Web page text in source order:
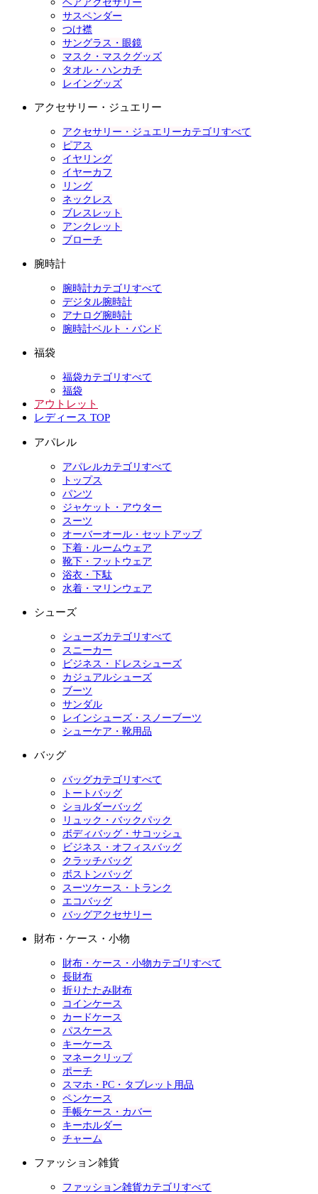
ヘアアクセサリー
サスペンダー
つけ襟
サングラス・眼鏡
マスク・マスクグッズ
タオル・ハンカチ
レイングッズ
アクセサリー・ジュエリー
アクセサリー・ジュエリーカテゴリすべて
ピアス
イヤリング
イヤーカフ
リング
ネックレス
ブレスレット
アンクレット
ブローチ
腕時計
腕時計カテゴリすべて
デジタル腕時計
アナログ腕時計
腕時計ベルト・バンド
福袋
福袋カテゴリすべて
福袋
アウトレット
レディース TOP
アパレル
アパレルカテゴリすべて
トップス
パンツ
ジャケット・アウター
スーツ
オーバーオール・セットアップ
下着・ルームウェア
靴下・フットウェア
浴衣・下駄
水着・マリンウェア
シューズ
シューズカテゴリすべて
スニーカー
ビジネス・ドレスシューズ
カジュアルシューズ
ブーツ
サンダル
レインシューズ・スノーブーツ
シューケア・靴用品
バッグ
バッグカテゴリすべて
トートバッグ
ショルダーバッグ
リュック・バックパック
ボディバッグ・サコッシュ
ビジネス・オフィスバッグ
クラッチバッグ
ボストンバッグ
スーツケース・トランク
エコバッグ
バッグアクセサリー
財布・ケース・小物
財布・ケース・小物カテゴリすべて
長財布
折りたたみ財布
コインケース
カードケース
パスケース
キーケース
マネークリップ
ポーチ
スマホ・PC・タブレット用品
ペンケース
手帳ケース・カバー
キーホルダー
チャーム
ファッション雑貨
ファッション雑貨カテゴリすべて